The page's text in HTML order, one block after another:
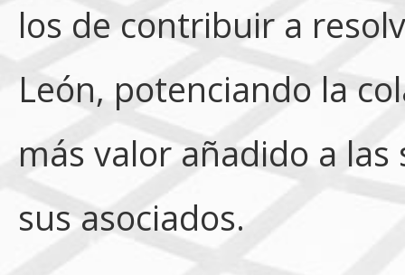
los de contribuir a
León, potenciando la
más valor añadido a
sus asociados.